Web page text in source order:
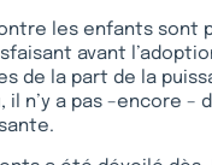
les enfants
avant
de la part de la
il n’y a pas –encore